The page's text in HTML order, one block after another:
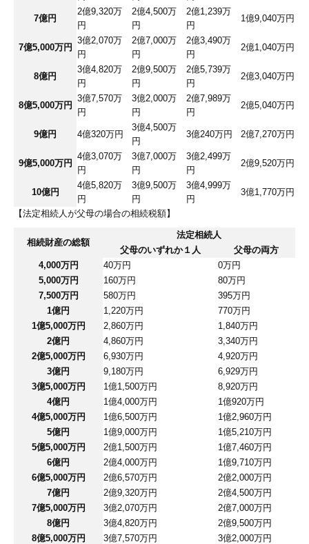
7億円
2億9,320万
円
2億4,500万
円
2億1,239万
円
1億9,040万円
7億5,000万円
3億2,070万
円
2億7,000万
円
2億3,490万
円
2億1,040万円
8億円
3億4,820万
円
2億9,500万
円
2億5,739万
円
2億3,040万円
8億5,000万円
3億7,570万
円
3億2,000万
円
2億7,989万
円
2億5,040万円
9億円 4億320万円
3億4,500万
円
3億240万円 2億7,270万円
9億5,000万円
4億3,070万
円
3億7,000万
円
3億2,499万
円
2億9,520万円
10億円
4億5,820万
円
3億9,500万
円
3億4,999万
円
3億1,770万円
【法定相続人が父母の場合の相続税額】
相続財産の総額
法定相続人
父母のいずれか１人
父母の両方
4,000万円
40万円
0万円
5,000万円
160万円
80万円
7,500万円
580万円
395万円
1億円
1,220万円
770万円
1億5,000万円
2,860万円
1,840万円
2億円
4,860万円
3,340万円
2億5,000万円
6,930万円
4,920万円
3億円
9,180万円
6,929万円
3億5,000万円
1億1,500万円
8,920万円
4億円
1億4,000万円
1億920万円
4億5,000万円
1億6,500万円
1億2,960万円
5億円
1億9,000万円
1億5,210万円
5億5,000万円
2億1,500万円
1億7,460万円
6億円
2億4,000万円
1億9,710万円
6億5,000万円
2億6,570万円
2億2,000万円
7億円
2億9,320万円
2億4,500万円
7億5,000万円
3億2,070万円
2億7,000万円
8億円
3億4,820万円
2億9,500万円
8億5,000万円
3億7,570万円
3億2,000万円